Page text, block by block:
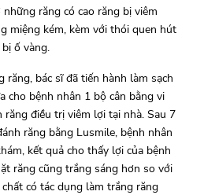
răng có cao răng bị viêm
miệng kém, kèm với thói quen hút
ố vàng.
bác sĩ đã tiến hành làm sạch
cho bệnh nhân 1 bộ cân bằng vi
điều trị viêm lợi tại nhà. Sau 7
răng bằng Lusmile, bệnh nhân
kết quả cho thấy lợi của bệnh
răng cũng trắng sáng hơn so với
có tác dụng làm trắng răng